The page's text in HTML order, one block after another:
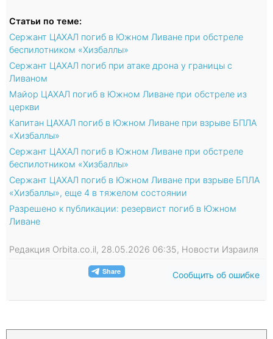
Статьи по теме:
Сержант ЦАХАЛ погиб в Южном Ливане при обстреле
беспилотником «Хизбаллы»
Сержант ЦАХАЛ погиб при атаке дрона у границы с
Ливаном
Майор ЦАХАЛ погиб в Южном Ливане при обстреле из
церкви
Капитан ЦАХАЛ погиб в Южном Ливане при взрыве БПЛА
«Хизбаллы»
Сержант ЦАХАЛ погиб в Южном Ливане при обстреле
беспилотником «Хизбаллы»
Сержант ЦАХАЛ погиб в Южном Ливане при взрыве БПЛА
«Хизбаллы», еще 4 в тяжелом состоянии
Разрешено к публикации: резервист погиб в Южном
Ливане
Редакция Orbita.co.il, 28.05.2026 06:35, Новости Израиля
Сообщить об ошибке